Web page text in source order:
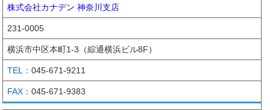
株式会社カナデン 神奈川支店
231-0005
横浜市中区本町1-3（綜通横浜ビル8F）
045-671-9211
045-671-9383